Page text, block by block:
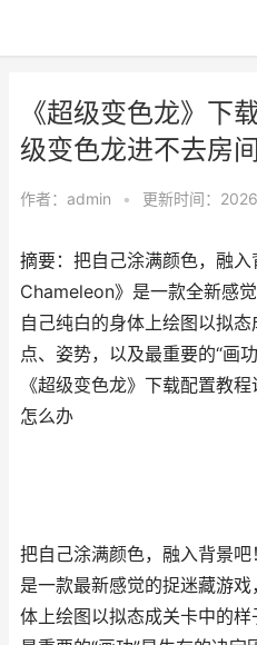
《超级变色龙》下
级变色龙进不去房
作者： admin • 更新时间：
摘要：把自己涂满颜色，融
Chameleon》是一款全新感
自己纯白的身体上绘图以拟
点、姿势，以及最重要的“画
《超级变色龙》下载配置教
怎么办
把自己涂满颜色，融入背景
是一款最新感觉的捉迷藏游
体上绘图以拟态成关卡中的